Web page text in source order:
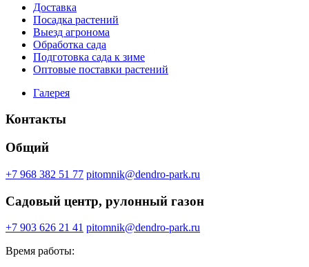
Доставка
Посадка растений
Выезд агронома
Обработка сада
Подготовка сада к зиме
Оптовые поставки растений
Галерея
Контакты
Общий
+7 968 382 51 77 pitomnik@dendro-park.ru
Садовый центр, рулонный газон
+7 903 626 21 41 pitomnik@dendro-park.ru
Время работы: